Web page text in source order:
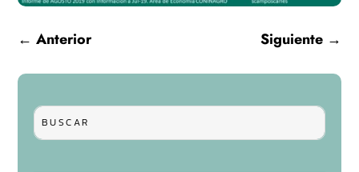
←Anterior Siguiente→